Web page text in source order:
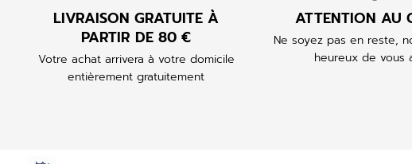
LIVRAISON GRATUITE À
PARTIR DE 80 €
Votre achat arrivera à votre domicile
entièrement gratuitement
ATTENTION AU
Ne soyez pas en reste,
heureux de vous